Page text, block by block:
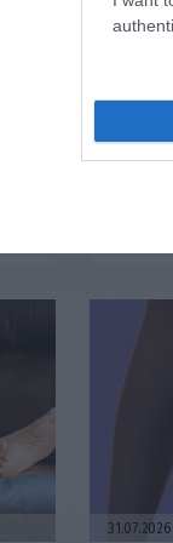
Δεν
31.07.2026